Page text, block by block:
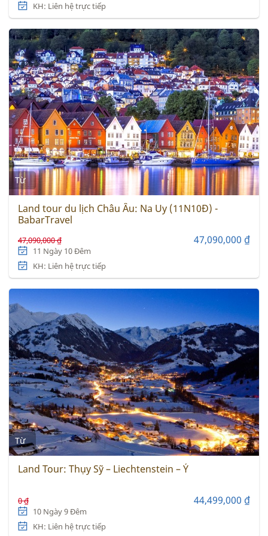
KH: Liên hệ trực tiếp
Từ
Land tour du lịch Châu Âu: Na Uy (11N10Đ) -
BabarTravel
47,090,000 ₫ 47,090,000 ₫
11 Ngày 10 Đêm
KH: Liên hệ trực tiếp
Từ
Land Tour: Thụy Sỹ – Liechtenstein – Ý
0 ₫ 44,499,000 ₫
10 Ngày 9 Đêm
KH: Liên hệ trực tiếp